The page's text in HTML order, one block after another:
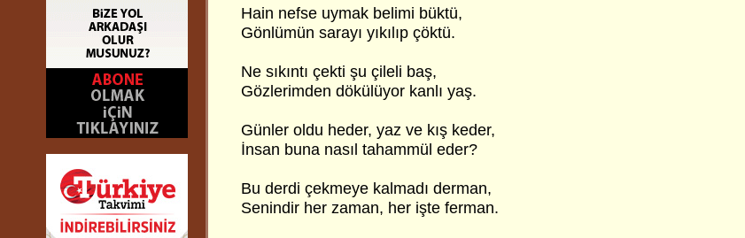
Hain nefse uymak belimi büktü,
Gönlümün sarayı yıkılıp çöktü.
Ne sıkıntı çekti şu çileli baş,
Gözlerimden dökülüyor kanlı yaş.
Günler oldu heder, yaz ve kış keder,
İnsan buna nasıl tahammül eder?
Bu derdi çekmeye kalmadı derman,
Senindir her zaman, her işte ferman.